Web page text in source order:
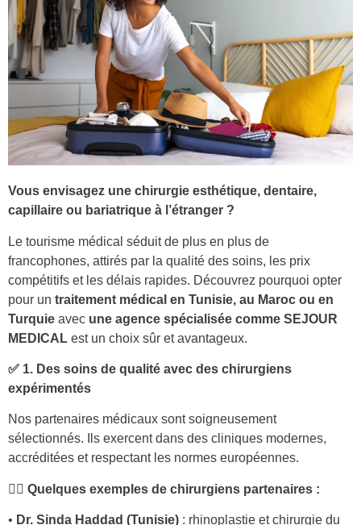
Vous envisagez une chirurgie esthétique, dentaire,
capillaire ou bariatrique à l’étranger ?
Le tourisme médical séduit de plus en plus de
francophones, attirés par la qualité des soins, les prix
compétitifs et les délais rapides. Découvrez pourquoi opter
pour un traitement médical en Tunisie, au Maroc ou en
Turquie avec une agence spécialisée comme SEJOUR
MEDICAL est un choix sûr et avantageux.
✅ 1. Des soins de qualité avec des chirurgiens
expérimentés
Nos partenaires médicaux sont soigneusement
sélectionnés. Ils exercent dans des cliniques modernes,
accréditées et respectant les normes européennes.
👨‍⚕️ Quelques exemples de chirurgiens partenaires :
• Dr. Sinda Haddad (Tunisie) : rhinoplastie et chirurgie du